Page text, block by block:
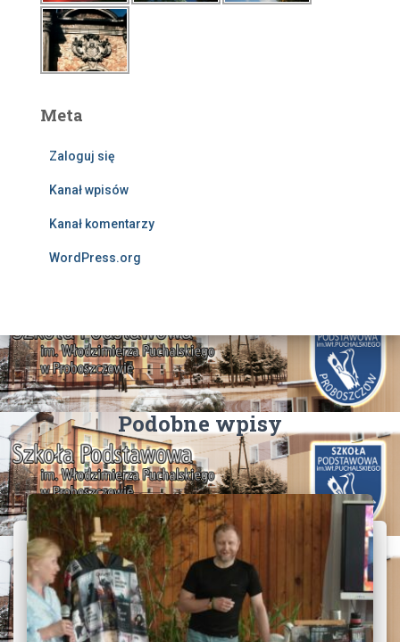
Meta
Zaloguj się
Kanał wpisów
Kanał komentarzy
WordPress.org
Podobne wpisy